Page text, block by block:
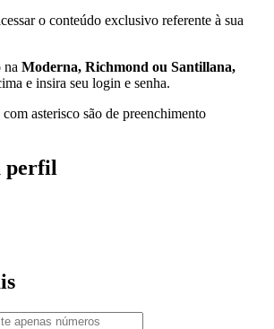
o conteúdo exclusivo referente à sua
na Moderna, Richmond ou Santillana,
e insira seu login e senha.
asterisco são de preenchimento
perfil